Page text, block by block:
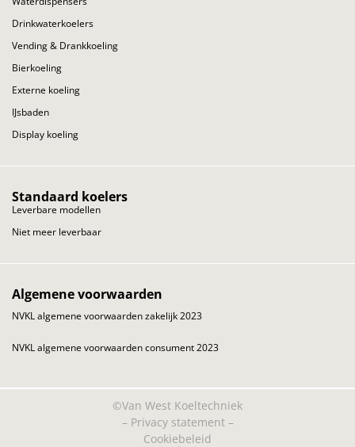
Drinkwaterkoelers
Vending & Drankkoeling
Bierkoeling
Externe koeling
IJsbaden
Display koeling
Standaard koelers
Leverbare modellen
Niet meer leverbaar
Algemene voorwaarden
NVKL algemene voorwaarden zakelijk 2023
NVKL algemene voorwaarden consument 2023
©Van West Koeltechniek
– Privacy statement–
Cookiebeleid